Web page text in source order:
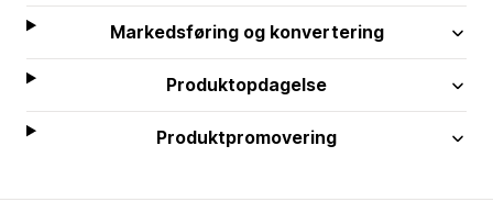
Markedsføring og konvertering
Produktopdagelse
Produktpromovering